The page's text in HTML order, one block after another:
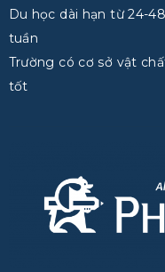
Du học dài hạn từ 24-48
tuần
Trường có cơ sở vật
tốt